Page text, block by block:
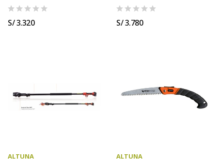
S/ 3.320 S/ 3.780
ALTUNA ALTUNA